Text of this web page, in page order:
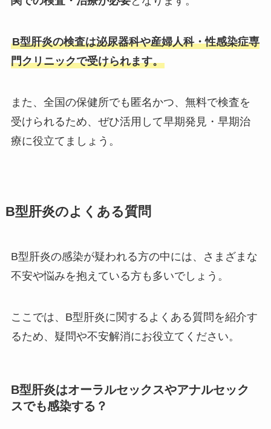
B型肝炎の検査は泌尿器科や産婦人科・性感染症専
門クリニックで受けられます。
また、全国の保健所でも匿名かつ、無料で検査を
受けられるため、ぜひ活用して早期発見・早期治
療に役立てましょう。
B型肝炎のよくある質問
B型肝炎の感染が疑われる方の中には、さまざまな
不安や悩みを抱えている方も多いでしょう。
ここでは、B型肝炎に関するよくある質問を紹介す
るため、疑問や不安解消にお役立てください。
B型肝炎はオーラルセックスやアナルセック
スでも感染する？